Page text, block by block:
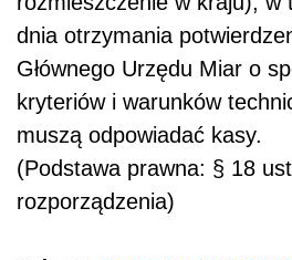
dnia otrzymania
Głównego Urzędu Miar o
kryteriów i warunków
muszą odpowiadać kasy.
(Podstawa prawna: § 18
rozporządzenia)